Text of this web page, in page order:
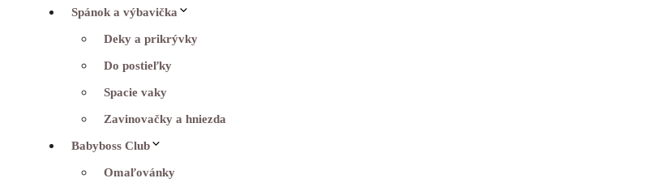
Spánok a výbavička
Deky a prikrývky
Do postieľky
Spacie vaky
Zavinovačky a hniezda
Babyboss Club
Omaľovánky